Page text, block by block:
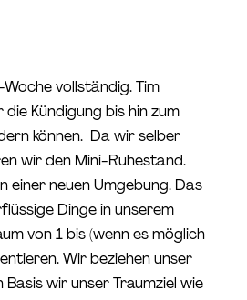
vollständig. Tim
Kündigung bis hin zum
können. Da wir selber
wir den Mini-Ruhestand.
einer neuen Umgebung. Das
Dinge in unserem
von 1 bis (wenn es möglich
Wir beziehen unser
wir unser Traumziel wie